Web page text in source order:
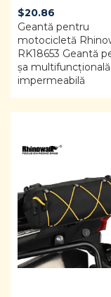
$20.86
Geantă pentru
motocicletă
RK18653 Geantă
șa multifuncțională
impermeabilă